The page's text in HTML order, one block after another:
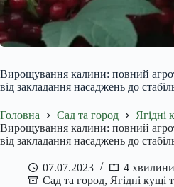
Вирощування калини: повний
від закладання насаджень до
Головна Сад та город
Ягідні
Вирощування калини: повний
від закладання насаджень до
07.07.2023
4 хвилини
Сад та город, Ягідні кущі